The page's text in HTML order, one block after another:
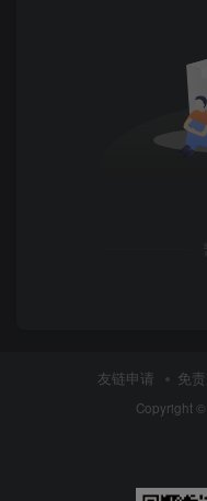
友链申请 免
Copyright ©